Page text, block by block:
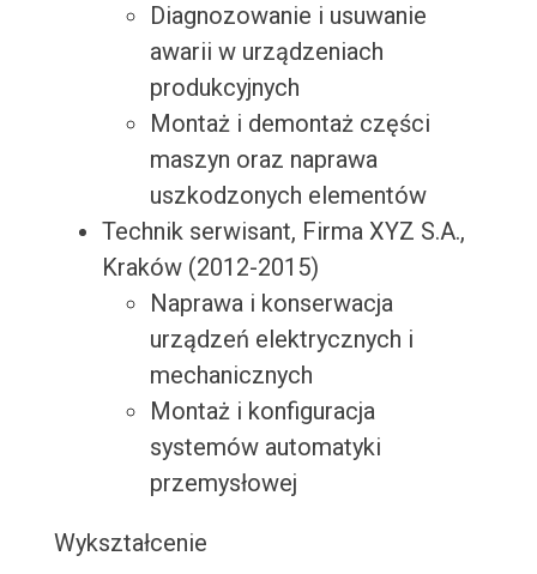
Diagnozowanie i usuwanie
awarii w urządzeniach
produkcyjnych
Montaż i demontaż części
maszyn oraz naprawa
uszkodzonych elementów
Technik serwisant, Firma XYZ S.A.,
Kraków (2012-2015)
Naprawa i konserwacja
urządzeń elektrycznych i
mechanicznych
Montaż i konfiguracja
systemów automatyki
przemysłowej
Wykształcenie